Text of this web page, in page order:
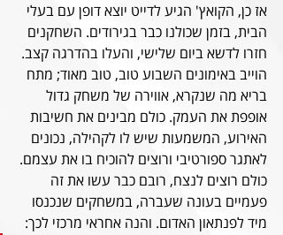
אז כן, הקואץ' הגיע לדייט יוצא דופן עם בעלי
הבית, בזמן שכולנו כבר בגירודים. השחקנים
חזרו לדשא ביום שלישי, והעלו בהדרגה קצב.
הוייב באימונים השבוע טוב, טוב מאוד; מתח
בריא מה שנקרא, אווירה של משחק גדול
אופפת את העמק. כולם מבינים את חשיבות
האירוע, המשמעות שיש לו לקהילה, נכונים
לאתגר ספורטיבי ורוצים להוכיח בו את עצמם.
כולם רוצים לנצח, רובם כבר עשו את זה
פעמיים בעונה שעברה, במשחקים שנכנסו
מיד לפנתאון האדום. והנה אחראי מרכזי לכך: